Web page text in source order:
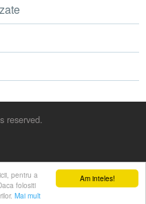
Am inteles!
pentru a
folositi
Mai mult
reserved.